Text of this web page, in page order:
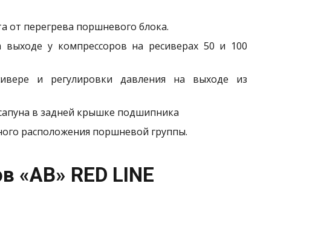
от перегрева поршневого блока.
у компрессоров на ресиверах 50 и 100
и регулировки давления на выходе из
в задней крышке подшипника
расположения поршневой группы.
«АB» RED LINE